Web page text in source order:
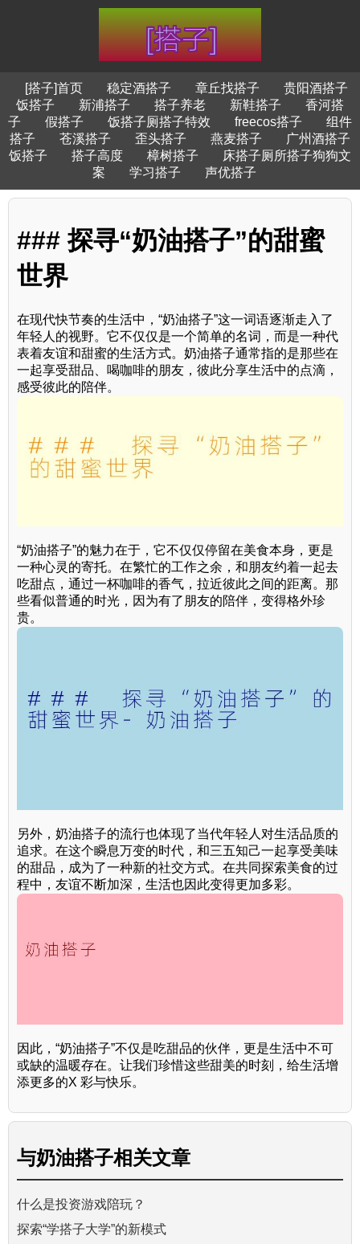
[搭子]首页 稳定酒搭子 章丘找搭子
贵阳酒搭子
饭搭子
新浦搭子 搭子养老 新鞋搭子
香河搭
子
假搭子 饭搭子厕搭子特效 freecos搭子
组件
搭子
苍溪搭子 歪头搭子 燕麦搭子
广州酒搭子
饭搭子
搭子高度 樟树搭子
床搭子厕所搭子狗狗文
案
学习搭子 声优搭子
### 探寻“奶油搭子”的甜蜜
世界
在现代快节奏的生活中，“奶油搭子”这一词语逐渐走入了
年轻人的视野。它不仅仅是一个简单的名词，而是一种代
表着友谊和甜蜜的生活方式。奶油搭子通常指的是那些在
一起享受甜品、喝咖啡的朋友，彼此分享生活中的点滴，
感受彼此的陪伴。
“奶油搭子”的魅力在于，它不仅仅停留在美食本身，更是
一种心灵的寄托。在繁忙的工作之余，和朋友约着一起去
吃甜点，通过一杯咖啡的香气，拉近彼此之间的距离。那
些看似普通的时光，因为有了朋友的陪伴，变得格外珍
贵。
另外，奶油搭子的流行也体现了当代年轻人对生活品质的
追求。在这个瞬息万变的时代，和三五知己一起享受美味
的甜品，成为了一种新的社交方式。在共同探索美食的过
程中，友谊不断加深，生活也因此变得更加多彩。
因此，“奶油搭子”不仅是吃甜品的伙伴，更是生活中不可
或缺的温暖存在。让我们珍惜这些甜美的时刻，给生活增
添更多的X 彩与快乐。
与奶油搭子相关文章
什么是投资游戏陪玩？
探索“学搭子大学”的新模式